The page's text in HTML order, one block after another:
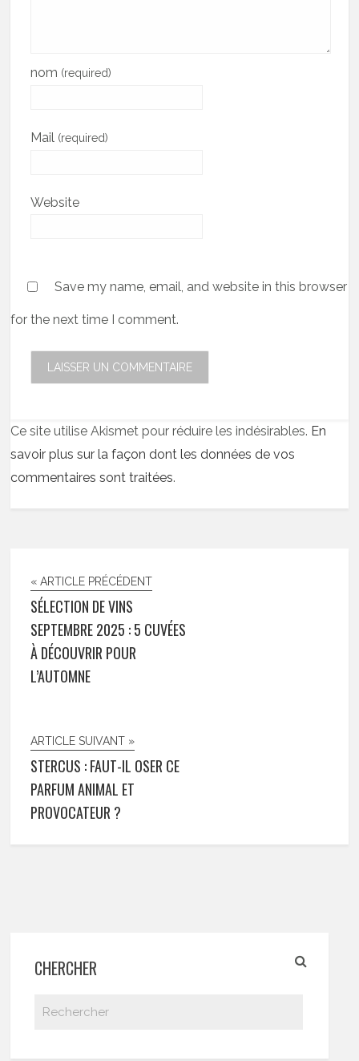
nom (required)
Mail (required)
Website
Save my name, email, and website in this browser
for the next time I comment.
Ce site utilise Akismet pour réduire les indésirables. En
savoir plus sur la façon dont les données de vos
commentaires sont traitées.
« ARTICLE PRÉCÉDENT
SÉLECTION DE VINS
SEPTEMBRE 2025 : 5 CUVÉES
À DÉCOUVRIR POUR
L’AUTOMNE
ARTICLE SUIVANT »
STERCUS : FAUT-IL OSER CE
PARFUM ANIMAL ET
PROVOCATEUR ?
CHERCHER